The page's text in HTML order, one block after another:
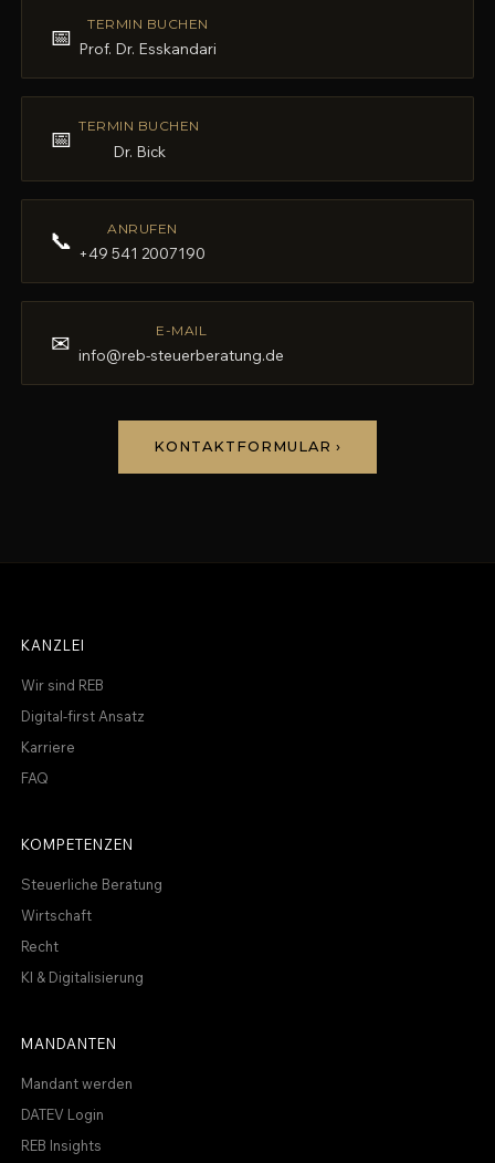
📅 TERMIN BUCHEN
Prof. Dr. Esskandari
📅 TERMIN BUCHEN
Dr. Bick
📞 ANRUFEN
+49 541 2007190
✉ E-MAIL
info@reb-steuerberatung.de
KONTAKTFORMULAR ›
KANZLEI
Wir sind REB
Digital-first Ansatz
Karriere
FAQ
KOMPETENZEN
Steuerliche Beratung
Wirtschaft
Recht
KI & Digitalisierung
MANDANTEN
Mandant werden
DATEV Login
REB Insights